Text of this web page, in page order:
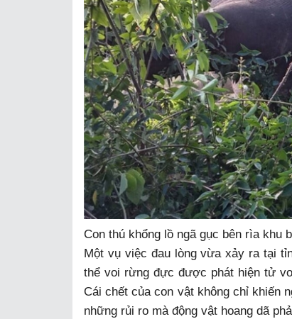
Con thú khổng lồ ngã gục bên rìa khu
Một vụ việc đau lòng vừa xảy ra tại
thể voi rừng đực được phát hiện tử
Cái chết của con vật không chỉ khiến
những rủi ro mà động vật hoang dã